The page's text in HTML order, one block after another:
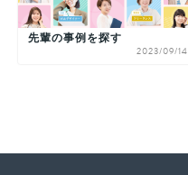
先輩の事例を探す
2023/09/14